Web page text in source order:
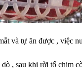
và tự ăn được , việc
, sau khi rời tổ chim